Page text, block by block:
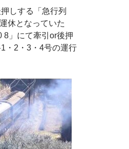
しする「急行列
休となっていた
8」にて牽引or後押
・2・3・4号の運行